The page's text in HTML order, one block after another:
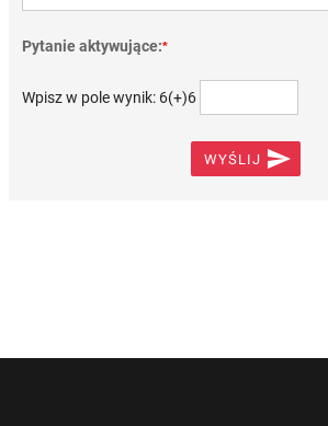
Pytanie aktywujące:*
Wpisz w pole wynik: 6(+)6
WYŚLIJ 